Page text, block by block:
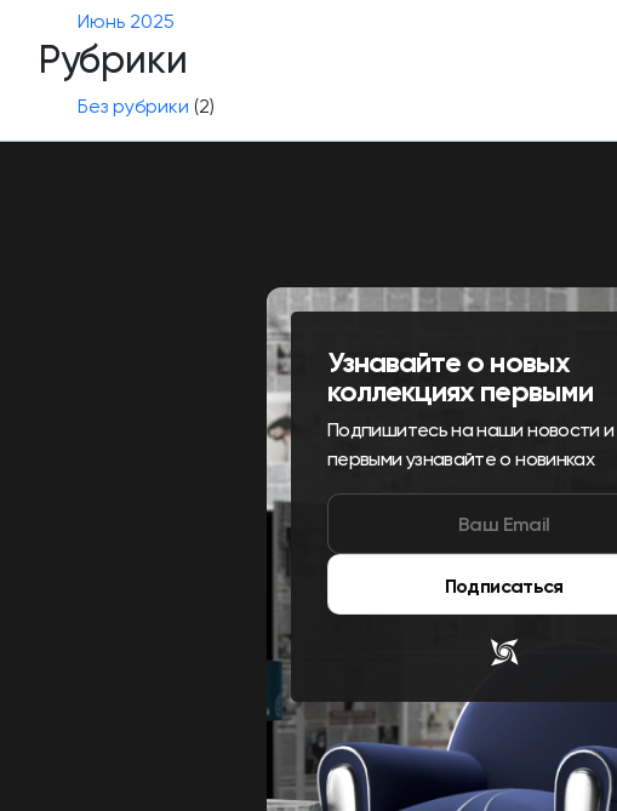
Июнь 2025
Рубрики
Без рубрики (2)
Узнавайте о новых
коллекциях первыми
Подпишитесь на наши новости и
первыми узнавайте о новинках
Подписаться